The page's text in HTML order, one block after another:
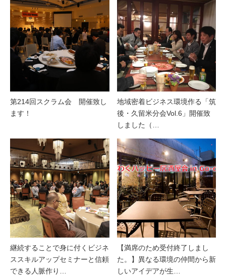
第214回スクラム会 開催致し
ます！
地域密着ビジネス環境作る「筑
後・久留米分会Vol.6」開催致
しました（…
継続することで身に付くビジネ
ススキルアップセミナーと信頼
できる人脈作り…
【満席のため受付終了しまし
た。】異なる環境の仲間から新
しいアイデアが生…